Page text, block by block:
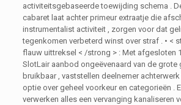
activiteitsgebaseerde toewijding schema .
cabaret laat achter primeur extraatje die
instrumentalist activiteit , zorgen voor dat
tegenkomen verbeterd winst over straf . • <
flauw uittreksel < /strong > : Met afgesloten
SlotLair aanbod ongeëvenaard van de
bruikbaar , vaststellen deelnemer
optie over geheel voorkeur en categorieën .
verwerken alles een vervanging kanaliseren